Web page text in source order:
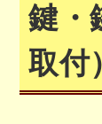
鍵・
取付